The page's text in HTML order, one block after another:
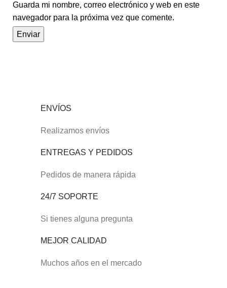
Guarda mi nombre, correo electrónico y web en este
navegador para la próxima vez que comente.
ENVÍOS
Realizamos envíos
ENTREGAS Y PEDIDOS
Pedidos de manera rápida
24/7 SOPORTE
Si tienes alguna pregunta
MEJOR CALIDAD
Muchos años en el mercado